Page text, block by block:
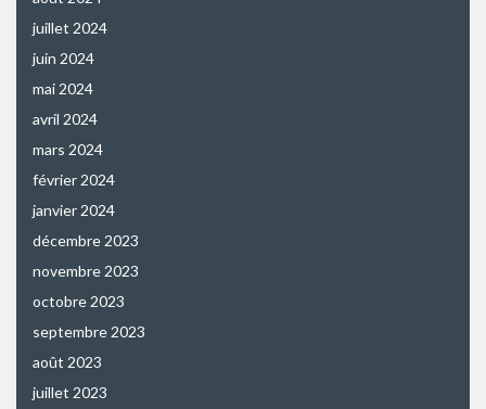
juillet 2024
juin 2024
mai 2024
avril 2024
mars 2024
février 2024
janvier 2024
décembre 2023
novembre 2023
octobre 2023
septembre 2023
août 2023
juillet 2023